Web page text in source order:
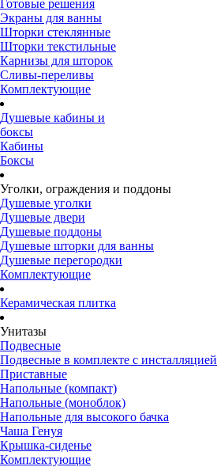
Готовые решения
Экраны для ванны
Шторки стеклянные
Шторки текстильные
Карнизы для шторок
Сливы-переливы
Комплектующие
Душевые кабины и
боксы
Кабины
Боксы
Уголки, ограждения и поддоны
Душевые уголки
Душевые двери
Душевые поддоны
Душевые шторки для ванны
Душевые перегородки
Комплектующие
Керамическая плитка
Унитазы
Подвесные
Подвесные в комплекте с инсталляцией
Приставные
Напольные (компакт)
Напольные (моноблок)
Напольные для высокого бачка
Чаша Генуя
Крышка-сиденье
Комплектующие